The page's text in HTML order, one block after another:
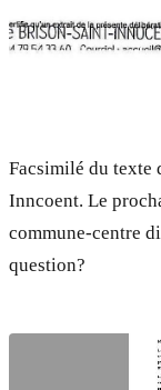
Facsimilé du texte
Inncoent. Le
commune-centre
question?